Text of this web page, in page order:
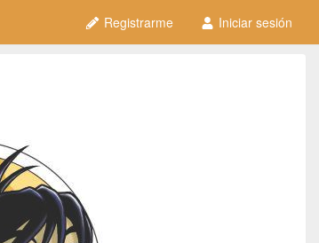
Registrarme Iniciar sesión